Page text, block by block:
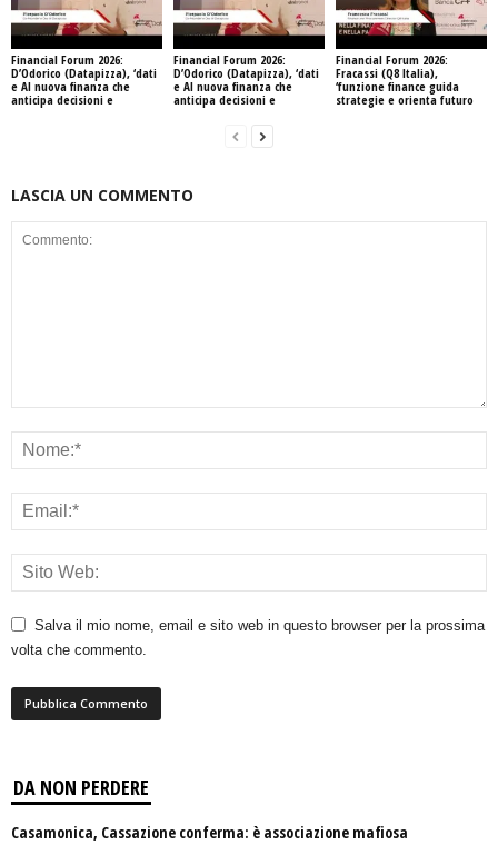
Financial Forum 2026:
D’Odorico (Datapizza), ‘dati
e AI nuova finanza che
anticipa decisioni e
Financial Forum 2026:
D’Odorico (Datapizza), ‘dati
e AI nuova finanza che
anticipa decisioni e
Financial Forum 2026:
Fracassi (Q8 Italia),
‘funzione finance guida
strategie e orienta futuro
LASCIA UN COMMENTO
Salva il mio nome, email e sito web in questo browser per la prossima
volta che commento.
DA NON PERDERE
Casamonica, Cassazione conferma: è associazione mafiosa